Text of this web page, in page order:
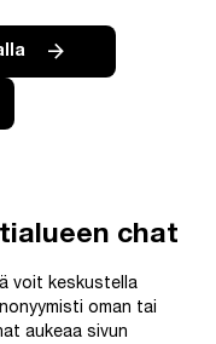
chat
voit keskustella
oman tai
aukeaa sivun